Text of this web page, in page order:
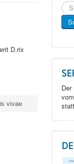
D.rix
vivae
...
Der